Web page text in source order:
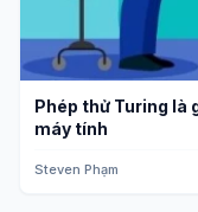
Phép thử Turing là
máy tính
Steven Phạm